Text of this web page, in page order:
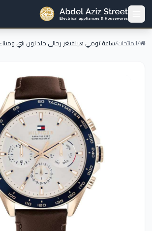
/المنتجات/ساعة تومي هيلفيغر رجالى جلد لون بني